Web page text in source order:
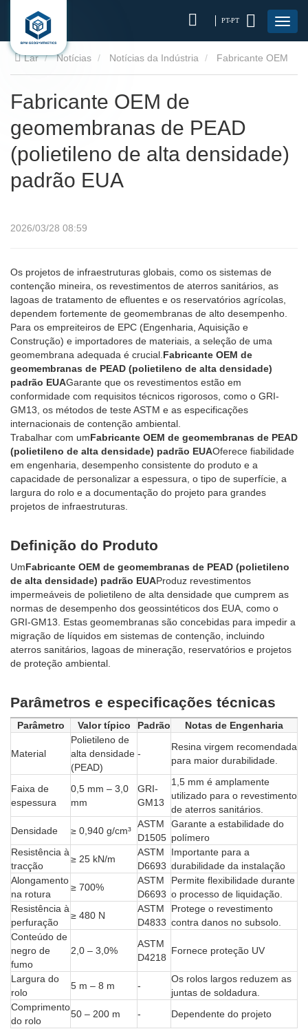
PT-PT
Lar Notícias Notícias da Indústria
padrão EUA
Fabricante OEM de
geomembranas de PEAD
(polietileno de alta densidade)
padrão EUA
2026/03/28 08:59
Os projetos de infraestruturas globais, como os sistemas de
contenção mineira, os revestimentos de aterros sanitários, as
lagoas de tratamento de efluentes e os reservatórios agrícolas,
dependem fortemente de geomembranas de alto desempenho.
Para os empreiteiros de EPC (Engenharia, Aquisição e
Construção) e importadores de materiais, a seleção de uma
geomembrana adequada é crucial. Fabricante OEM de
geomembranas de PEAD (polietileno de alta densidade)
padrão EUAGarante que os revestimentos estão em
conformidade com requisitos técnicos rigorosos, como o GRI-
GM13, os métodos de teste ASTM e as especificações
internacionais de contenção ambiental.
Trabalhar com umFabricante OEM de geomembranas de PEAD
(polietileno de alta densidade) padrão EUAOferece fiabilidade
em engenharia, desempenho consistente do produto e a
capacidade de personalizar a espessura, o tipo de superfície, a
largura do rolo e a documentação do projeto para grandes
projetos de infraestruturas.
Definição do Produto
UmFabricante OEM de geomembranas de PEAD (polietileno
de alta densidade) padrão EUAProduz revestimentos
impermeáveis ​​de polietileno de alta densidade que cumprem as
normas de desempenho dos geossintéticos dos EUA, como o
GRI-GM13. Estas geomembranas são concebidas para impedir a
migração de líquidos em sistemas de contenção, incluindo
aterros sanitários, lagoas de mineração, reservatórios e projetos
de proteção ambiental.
Parâmetros e especificações técnicas
Parâmetro Valor típico Padrão Notas de Engenharia
Material
Polietileno de
alta densidade
(PEAD)
-
Resina virgem recomendada
para maior durabilidade.
Faixa de
espessura
0,5 mm – 3,0
mm
GRI-
GM13
1,5 mm é amplamente
utilizado para o revestimento
de aterros sanitários.
Densidade
≥ 0,940 g/cm³
ASTM
D1505
Garante a estabilidade do
polímero
Resistência à
tracção
≥ 25 kN/m
ASTM
D6693
Importante para a
durabilidade da instalação
Alongamento
na rotura
≥ 700%
ASTM
D6693
Permite flexibilidade durante
o processo de liquidação.
Resistência à
perfuração
≥ 480 N
ASTM
D4833
Protege o revestimento
contra danos no subsolo.
Conteúdo de
negro de
fumo
2,0 – 3,0%
ASTM
D4218
Fornece proteção UV
Largura do
rolo
5 m – 8 m -
Os rolos largos reduzem as
juntas de soldadura.
Comprimento
do rolo
50 – 200 m - Dependente do projeto